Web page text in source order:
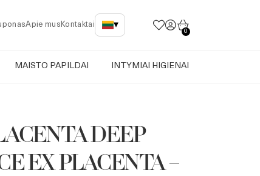
Apie mus Kontaktai ▾
0
MAISTO PAPILDAI INTYMIAI HIGIENAI
DEEP
EX PLACENTA –